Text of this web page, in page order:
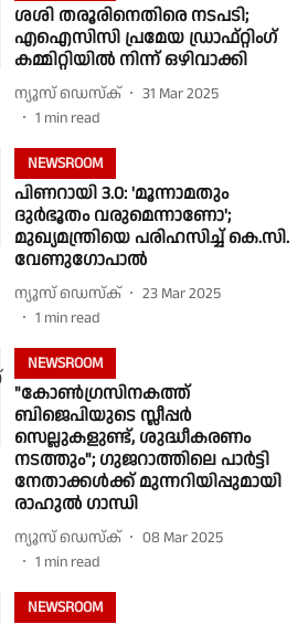
ശശി തരൂരിനെതിരെ നടപടി;
എഐസിസി പ്രമേയ ഡ്രാഫ്റ്റിംഗ്
കമ്മിറ്റിയിൽ നിന്ന് ഒഴിവാക്കി
ന്യൂസ് ഡെസ്ക്
31 Mar 2025
1 min read
NEWSROOM
പിണറായി 3.0: 'മൂന്നാമതും
ദുർഭൂതം വരുമെന്നാണോ';
മുഖ്യമന്ത്രിയെ പരിഹസിച്ച് കെ.സി.
വേണുഗോപാൽ
ന്യൂസ് ഡെസ്ക്
23 Mar 2025
1 min read
NEWSROOM
"കോൺഗ്രസിനകത്ത്
ബിജെപിയുടെ സ്ലീപ്പർ
സെല്ലുകളുണ്ട്, ശുദ്ധീകരണം
നടത്തും"; ഗുജറാത്തിലെ പാർട്ടി
നേതാക്കൾക്ക് മുന്നറിയിപ്പുമായി
രാഹുൽ ഗാന്ധി
ന്യൂസ് ഡെസ്ക്
08 Mar 2025
1 min read
NEWSROOM